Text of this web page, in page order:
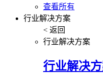
查看所有
行业解决方案
< 返回
行业解决方案
行业解决